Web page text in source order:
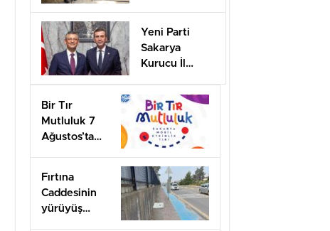
başladı
Yeni Parti
Sakarya
Kurucu İl
görevlendirildi
Bir Tır
Mutluluk 7
Ağustos’ta
Fırtına
Caddesinin
yürüyüş